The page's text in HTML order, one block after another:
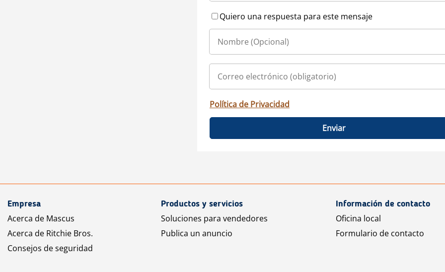
Quiero una respuesta para este mensaje
Política de Privacidad
Enviar
Empresa
Acerca de Mascus
Acerca de Ritchie Bros.
Consejos de seguridad
Productos y servicios
Soluciones para vendedores
Publica un anuncio
Información de contacto
Oficina local
Formulario de contacto